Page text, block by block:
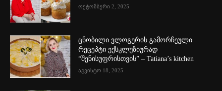
ოქტომბერი 2, 2025
ცნობილი ვლოგერის გამორჩეული
რეცეპტი ექსკლუზიურად
“შენისუფრისთვის” – Tatiana’s kitchen
აგვისტო 18, 2025